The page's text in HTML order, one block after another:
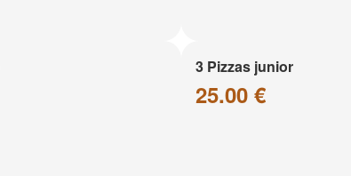
3 Pizzas junior
25.00 €